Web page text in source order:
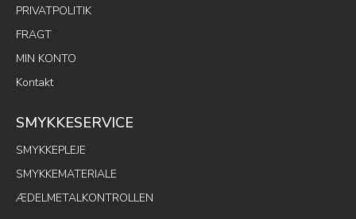
PRIVATPOLITIK
FRAGT
MIN KONTO
Kontakt
SMYKKESERVICE
SMYKKEPLEJE
SMYKKEMATERIALE
ÆDELMETALKONTROLLEN